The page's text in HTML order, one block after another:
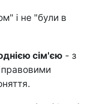
і не "були в
сім'єю - з